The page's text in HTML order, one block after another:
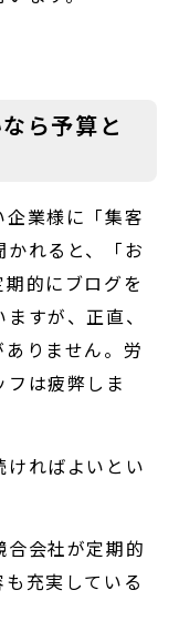
ら予算と
業様に「集客
れると、「お
的にブログを
すが、正直、
りません。労
は疲弊しま
ければよいとい
合会社が定期的
充実している